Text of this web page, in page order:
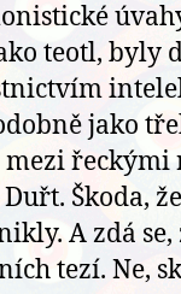
teotl, byly
jako
Škoda,
A zdá
tezí. Ne,